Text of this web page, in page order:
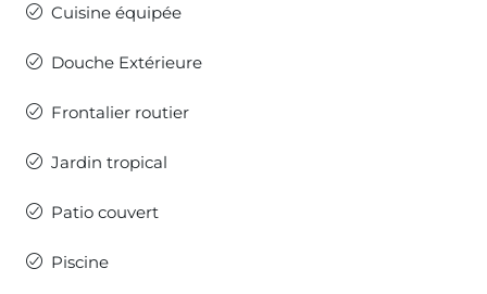
Cuisine équipée
Douche Extérieure
Frontalier routier
Jardin tropical
Patio couvert
Piscine